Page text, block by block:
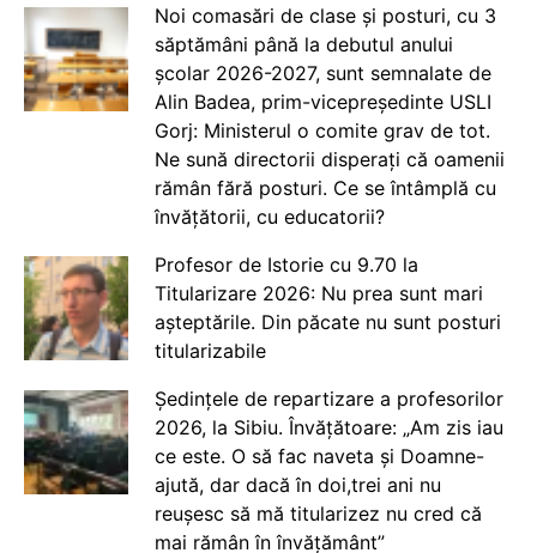
Noi comasări de clase și posturi, cu 3
săptămâni până la debutul anului
școlar 2026-2027, sunt semnalate de
Alin Badea, prim-vicepreședinte USLI
Gorj: Ministerul o comite grav de tot.
Ne sună directorii disperați că oamenii
rămân fără posturi. Ce se întâmplă cu
învățătorii, cu educatorii?
Profesor de Istorie cu 9.70 la
Titularizare 2026: Nu prea sunt mari
așteptările. Din păcate nu sunt posturi
titularizabile
Ședințele de repartizare a profesorilor
2026, la Sibiu. Învățătoare: „Am zis iau
ce este. O să fac naveta și Doamne-
ajută, dar dacă în doi,trei ani nu
reușesc să mă titularizez nu cred că
mai rămân în învățământ”